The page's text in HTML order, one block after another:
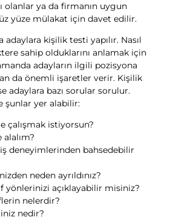
olanlar ya da firmanın uygun
yüze mülakat için davet edilir.
kişilik testi yapılır. Nasıl
sahip olduklarını anlamak için
adayların ilgili pozisyona
da önemli işaretler verir. Kişilik
adaylara bazı sorular sorulur.
şunlar yer alabilir:
çalışmak istiyorsun?
alalım?
deneyimlerinden bahsedebilir
neden ayrıldınız?
yönlerinizi açıklayabilir misiniz?
nelerdir?
nedir?